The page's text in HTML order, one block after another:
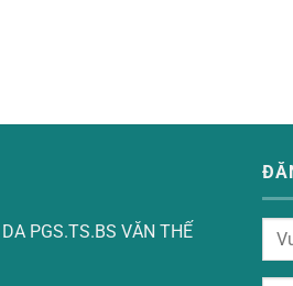
PGS.TS.BS VĂN THẾ